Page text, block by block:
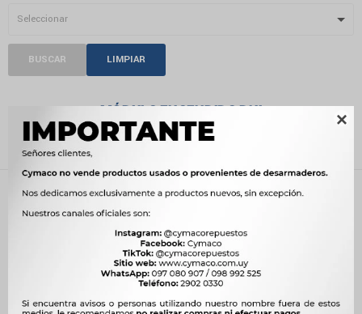

BUSCAR LIMPIAR
MÓDULO ENCENDIDO DNI
Filtrando por: Encendido Módulo encendido Dni
Quitar filtros